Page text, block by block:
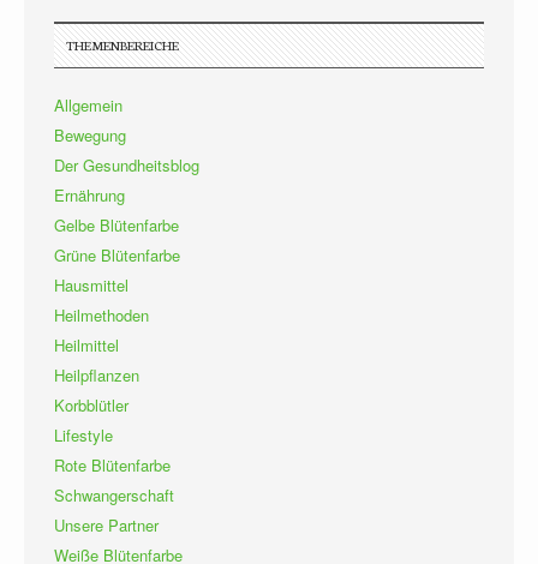
THEMENBEREICHE
Allgemein
Bewegung
Der Gesundheitsblog
Ernährung
Gelbe Blütenfarbe
Grüne Blütenfarbe
Hausmittel
Heilmethoden
Heilmittel
Heilpflanzen
Korbblütler
Lifestyle
Rote Blütenfarbe
Schwangerschaft
Unsere Partner
Weiße Blütenfarbe